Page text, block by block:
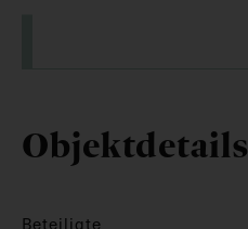
Objektdetails
Beteiligte